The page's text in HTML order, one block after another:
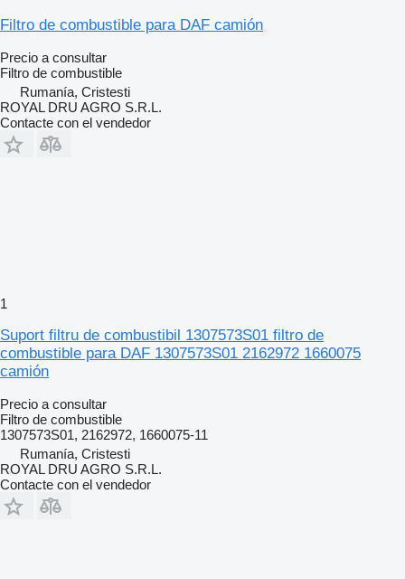
Filtro de combustible para DAF camión
Precio a consultar
Filtro de combustible
Rumanía, Cristesti
ROYAL DRU AGRO S.R.L.
Contacte con el vendedor
1
Suport filtru de combustibil 1307573S01 filtro de
combustible para DAF 1307573S01 2162972 1660075
camión
Precio a consultar
Filtro de combustible
1307573S01, 2162972, 1660075-11
Rumanía, Cristesti
ROYAL DRU AGRO S.R.L.
Contacte con el vendedor